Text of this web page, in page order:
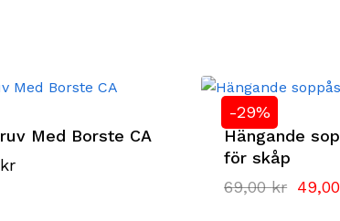
Med Borste CA
kr
-29%
Hängande
för skåp
69,00kr Det
49,00